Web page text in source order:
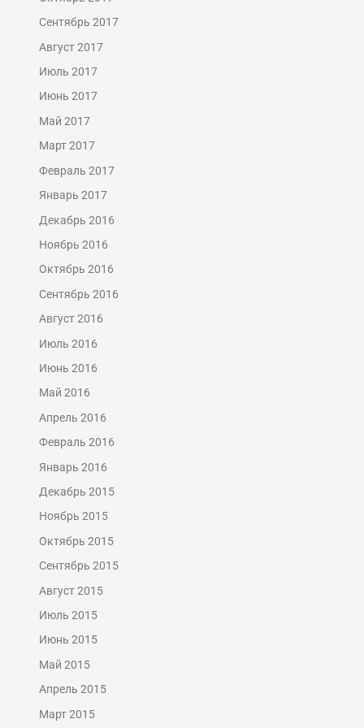
Сентябрь 2017
Август 2017
Июль 2017
Июнь 2017
Май 2017
Март 2017
Февраль 2017
Январь 2017
Декабрь 2016
Ноябрь 2016
Октябрь 2016
Сентябрь 2016
Август 2016
Июль 2016
Июнь 2016
Май 2016
Апрель 2016
Февраль 2016
Январь 2016
Декабрь 2015
Ноябрь 2015
Октябрь 2015
Сентябрь 2015
Август 2015
Июль 2015
Июнь 2015
Май 2015
Апрель 2015
Март 2015